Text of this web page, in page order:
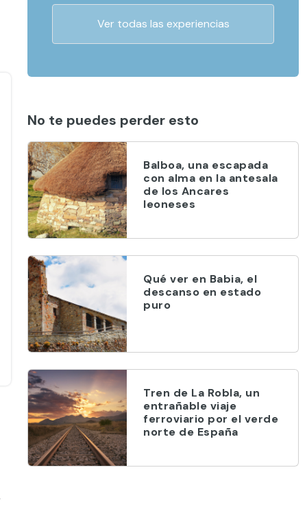
Ver todas las experiencias
No te puedes perder esto
Balboa, una escapada
con alma en la antesala
de los Ancares
leoneses
Qué ver en Babia, el
descanso en estado
puro
Tren de La Robla, un
entrañable viaje
ferroviario por el verde
norte de España